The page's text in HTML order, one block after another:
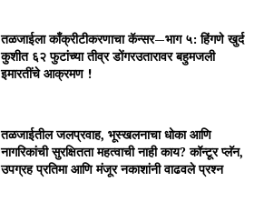
तळजाईला काँक्रीटीकरणाचा कॅन्सर—भाग ५: हिंगणे खुर्द
कुशीत ६२ फुटांच्या तीव्र डोंगरउतारावर बहुमजली
इमारतींचे आक्रमण !
तळजाईतील जलप्रवाह, भूस्खलनाचा धोका आणि
नागरिकांची सुरक्षितता महत्वाची नाही काय? कॉन्टूर प्लॅन,
उपग्रह प्रतिमा आणि मंजूर नकाशांनी वाढवले प्रश्न